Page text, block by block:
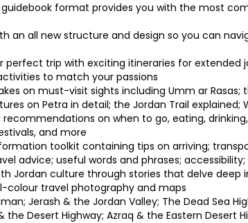
guidebook format provides you with the most
an all new structure and design so you can
perfect trip with exciting itineraries for extended
to match your passions
on must-visit sights including Umm ar Rasas;
on Petra in detail; the Jordan Trail explained;
recommendations on when to go, eating,
and more
toolkit containing tips on arriving;
advice; useful words and phrases;
Jordan culture through stories that delve deep
colour travel photography and maps
Jerash & the Jordan Valley; The Dead Sea
the Desert Highway; Azraq & the Eastern Desert